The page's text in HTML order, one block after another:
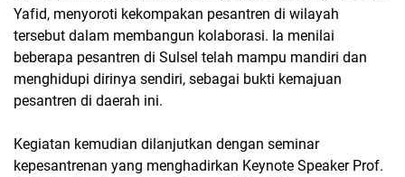
Yafid, menyoroti kekompakan pesantren di wilayah
tersebut dalam membangun kolaborasi. Ia menilai
beberapa pesantren di Sulsel telah mampu mandiri dan
menghidupi dirinya sendiri, sebagai bukti kemajuan
pesantren di daerah ini.
Kegiatan kemudian dilanjutkan dengan seminar
kepesantrenan yang menghadirkan Keynote Speaker Prof.